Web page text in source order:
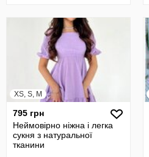
XS, S, M
795 грн
Неймовірно ніжна і легка
сукня з натуральної
тканини